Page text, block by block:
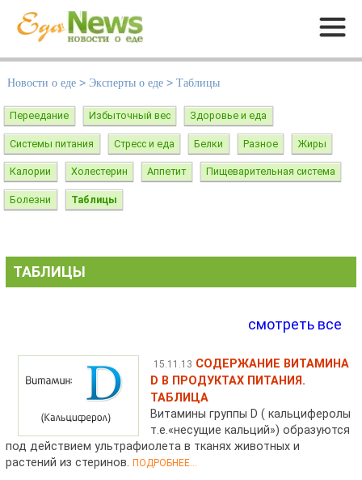
Меню
Новости о еде > Эксперты о еде > Таблицы
Переедание Избыточный вес Здоровье и еда
Системы питания Стресс и еда Белки Разное Жиры
Калории Холестерин Аппетит Пищеварительная система
Болезни Таблицы
ТАБЛИЦЫ
смотреть все
15.11.13 СОДЕРЖАНИЕ ВИТАМИНА
D В ПРОДУКТАХ ПИТАНИЯ.
ТАБЛИЦА
Витамины группы D ( кальциферолы
т.е.«несущие кальций») образуются
под действием ультрафиолета в тканях животных и
растений из стеринов.ПОДРОБНЕЕ...